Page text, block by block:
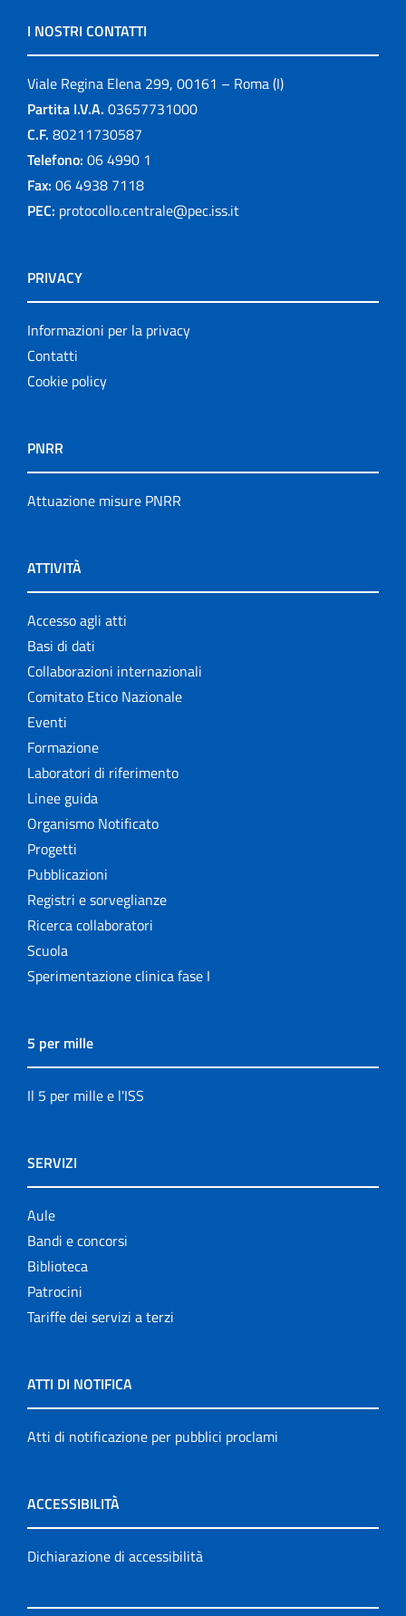
I NOSTRI CONTATTI
Viale Regina Elena 299, 00161 – Roma (I)
Partita I.V.A. 03657731000
C.F. 80211730587
Telefono: 06 4990 1
Fax: 06 4938 7118
PEC: protocollo.centrale@pec.iss.it
PRIVACY
Informazioni per la privacy
Contatti
Cookie policy
PNRR
Attuazione misure PNRR
ATTIVITÀ
Accesso agli atti
Basi di dati
Collaborazioni internazionali
Comitato Etico Nazionale
Eventi
Formazione
Laboratori di riferimento
Linee guida
Organismo Notificato
Progetti
Pubblicazioni
Registri e sorveglianze
Ricerca collaboratori
Scuola
Sperimentazione clinica fase I
5 per mille
Il 5 per mille e l'ISS
SERVIZI
Aule
Bandi e concorsi
Biblioteca
Patrocini
Tariffe dei servizi a terzi
ATTI DI NOTIFICA
Atti di notificazione per pubblici proclami
ACCESSIBILITÀ
Dichiarazione di accessibilità